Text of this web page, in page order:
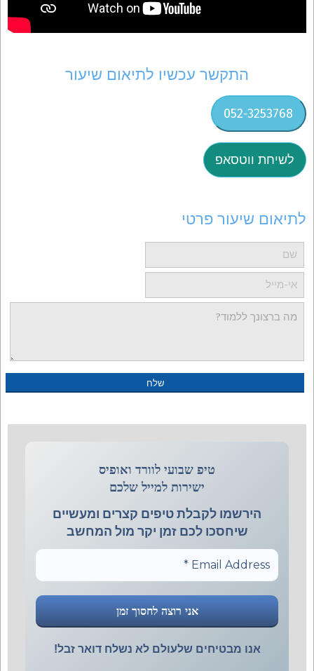
התקשר עכשיו לתיאום שיעור
052-3253768
לשיחת ווטסאפ
לתיאום שיעור פרטי
טיפ שבועי לוורד ואופיס
ישירות למייל שלכם
הירשמו לקבלת טיפים קצרים ומעשיים
שיחסכו לכם זמן יקר מול המחשב
אנו מבטיחים שלעולם לא נשלח דואר זבל!